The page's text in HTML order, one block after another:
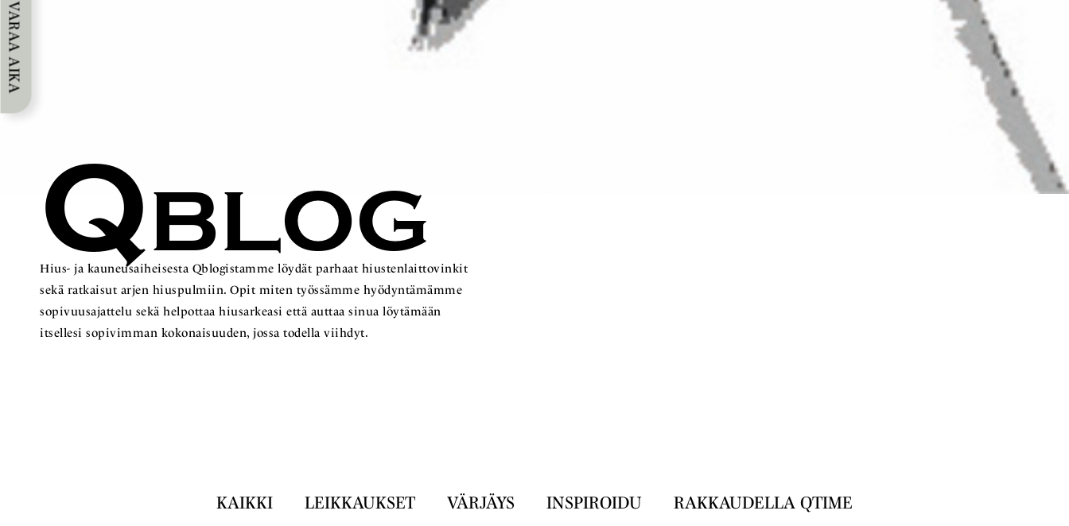
QBLOG
Hius- ja kauneusaiheisesta Qblogistamme löydät parhaat hiustenlaittovinkit
sekä ratkaisut arjen hiuspulmiin. Opit miten työssämme hyödyntämämme
sopivuusajattelu sekä helpottaa hiusarkeasi että auttaa sinua löytämään
itsellesi sopivimman kokonaisuuden, jossa todella viihdyt.
KAIKKI LEIKKAUKSET VÄRJÄYS INSPIROIDU RAKKAUDELLA QTIME
VARAA AIKA